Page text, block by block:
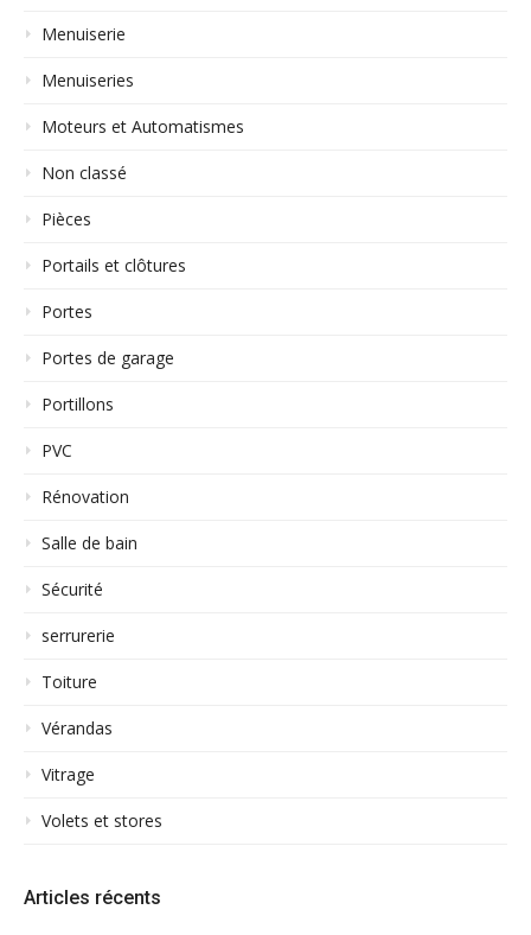
Menuiserie
Menuiseries
Moteurs et Automatismes
Non classé
Pièces
Portails et clôtures
Portes
Portes de garage
Portillons
PVC
Rénovation
Salle de bain
Sécurité
serrurerie
Toiture
Vérandas
Vitrage
Volets et stores
Articles récents